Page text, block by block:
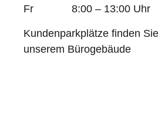
Fr 8:00 – 13:00 Uhr
Kundenparkplätze finden
unserem Bürogebäude